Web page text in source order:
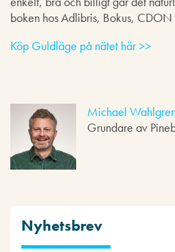
boken hos Adlibris, Bokus,
Köp Guldläge på nätet här >>
Michael
Grundare av
Nyhetsbrev